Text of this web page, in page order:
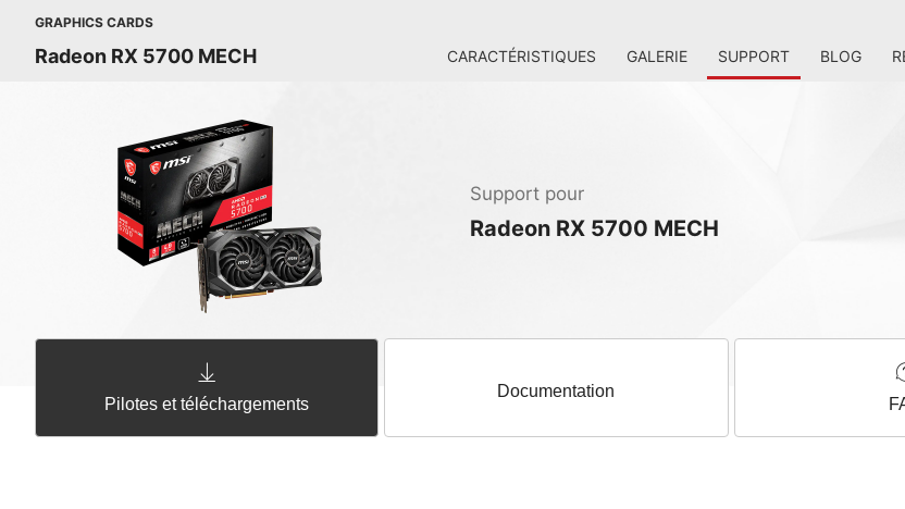
GRAPHICS CARDS
Radeon RX 5700 MECH CARACTÉRISTIQUES GALERIE SUPPORT BLOG
Support pour
Radeon RX 5700 MECH
Pilotes et téléchargements
Documentation